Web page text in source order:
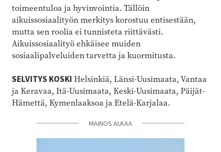
toimeentuloa ja hyvinvointia. Tällöin
aikuissosiaalityön merkitys korostuu entisestään,
mutta sen roolia ei tunnisteta riittävästi.
Aikuissosiaalityö ehkäisee muiden
sosiaalipalveluiden tarvetta ja kuormitusta.
SELVITYS KOSKI Helsinkiä, Länsi-Uusimaata, Vantaa
ja Keravaa, Itä-Uusimaata, Keski-Uusimaata, Päijät-
Hämettä, Kymenlaaksoa ja Etelä-Karjalaa.
MAINOS ALKAA